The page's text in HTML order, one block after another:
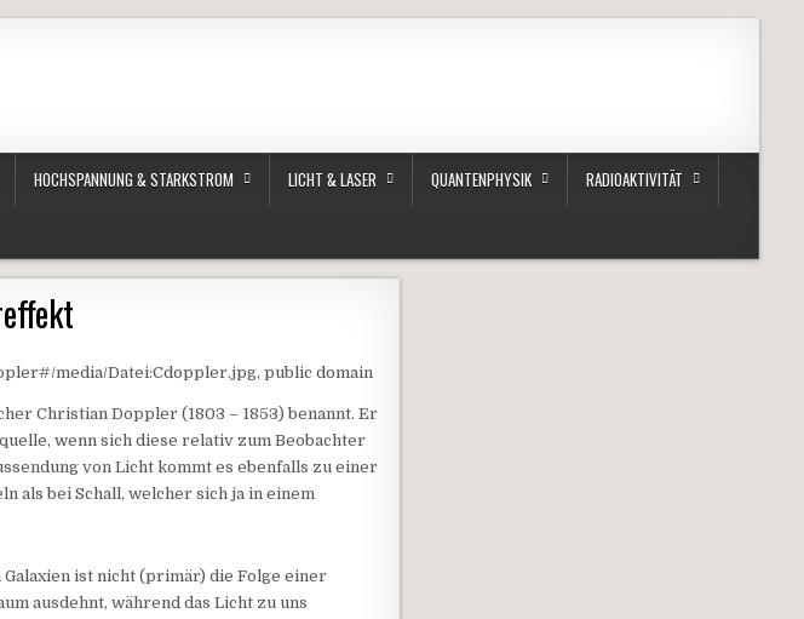
HOCHSPANNUNG & STARKSTROM LICHT & LASER QUANTENPHYSIK RADIOAKTIVITÄT
media/Datei:Cdoppler.jpg, public domain
Christian Doppler (1803 – 1853) benannt. Er
wenn sich diese relativ zum Beobachter
von Licht kommt es ebenfalls zu einer
als bei Schall, welcher sich ja in einem
ist nicht (primär) die Folge einer
ausdehnt, während das Licht zu uns